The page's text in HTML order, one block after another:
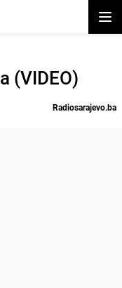
(VIDEO)
Radiosarajevo.ba